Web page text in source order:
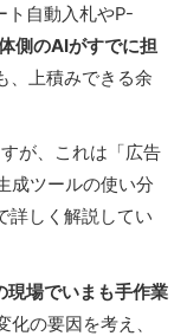
自動入札やP-
側のAIがすでに担
、上積みできる余
が、これは「広告
成ツールの使い分
詳しく解説してい
現場でいまも手作業
の要因を考え、